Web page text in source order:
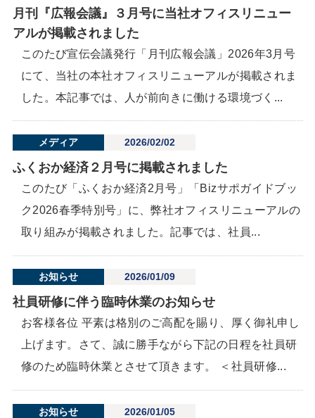
月刊『広報会議』３月号に当社オフィスリニュー
アルが掲載されました
このたび宣伝会議発行「月刊広報会議」2026年3月号
にて、当社の本社オフィスリニューアルが掲載されま
した。本記事では、人が前向きに働ける環境づく...
メディア 2026/02/02
ふくおか経済２月号に掲載されました
このたび「ふくおか経済2月号」「Bizサポガイドブッ
ク2026春季特別号」に、弊社オフィスリニューアルの
取り組みが掲載されました。記事では、社員...
お知らせ 2026/01/09
社員研修に伴う臨時休業のお知らせ
お客様各位 平素は格別のご高配を賜り、厚く御礼申し
上げます。さて、誠に勝手ながら下記の日程を社員研
修のため臨時休業とさせて頂きます。 ＜社員研修...
お知らせ 2026/01/05